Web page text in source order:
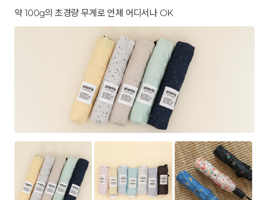
약 100g의 초경량 무게로 언제 어디서나 OK